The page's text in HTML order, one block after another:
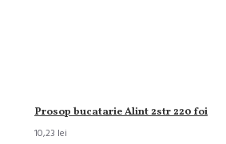
Prosop bucatarie Alint 2str 220 foi
10,23 lei